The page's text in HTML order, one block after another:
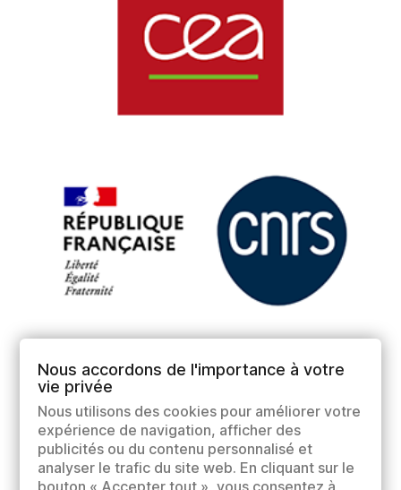
Nous accordons de l'importance à votre
vie privée
Nous utilisons des cookies pour améliorer votre
expérience de navigation, afficher des
publicités ou du contenu personnalisé et
analyser le trafic du site web. En cliquant sur le
bouton « Accepter tout », vous consentez à